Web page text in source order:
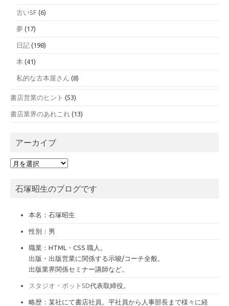
古いSF (6)
夢 (17)
日記 (198)
本 (41)
私的な古本屋さん (8)
書店営業のヒント (53)
書店業界のあれこれ (13)
アーカイブ
ア
イ石塚昭生のブログです
本名：石塚昭生
性別：男
職業：HTML・CSS 職人。
出版・出版営業に関係する示唆/コーチ全般。
出版業界関係セミナー講師など。
スタジオ・ポットSD代表取締役。
略歴：某社にて書店社員。平社員から人事部長まで様々に経